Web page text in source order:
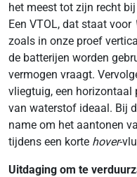
het meest tot zijn recht
Een VTOL, dat staat voor
zoals in onze proef
de batterijen worden
vermogen vraagt.
vliegtuig, een horizontaal
van waterstof ideaal. Bij
name om het aantonen
tijdens een korte hover-
Uitdaging om te